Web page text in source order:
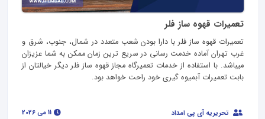
تعمیرات قهوه ساز فلر
تعمیرات قهوه ساز فلر با دارا بودن شعب متعدد در شمال، جنوب، شرق و
غرب تهران آماده خدمت رسانی در سریع ترین زمان ممکن به شما عزیزان
میباشد. با استفاده از خدمات تعمیرگاه مجاز قهوه ساز فلر دیگر خیالتان از
بابت تعمیرات آبمیوه گیری خود راحت خواهد بود.
تحریریه آی پی امداد